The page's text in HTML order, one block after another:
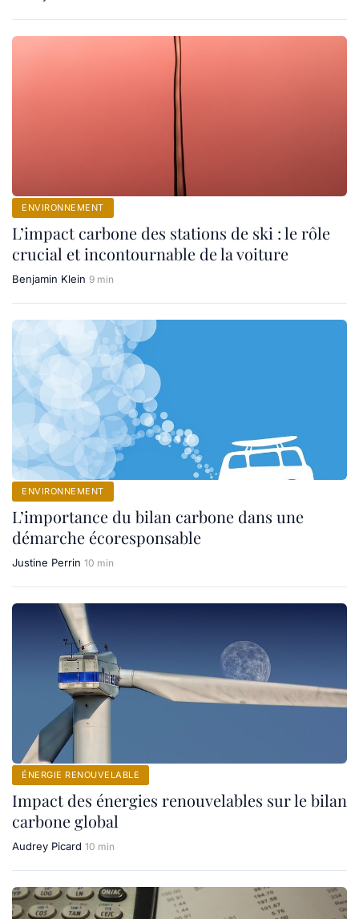
ENVIRONNEMENT
L’impact carbone des stations de ski : le rôle
crucial et incontournable de la voiture
Benjamin Klein 9 min
ENVIRONNEMENT
L’importance du bilan carbone dans une
démarche écoresponsable
Justine Perrin 10 min
ÉNERGIE RENOUVELABLE
Impact des énergies renouvelables sur le bilan
carbone global
Audrey Picard 10 min